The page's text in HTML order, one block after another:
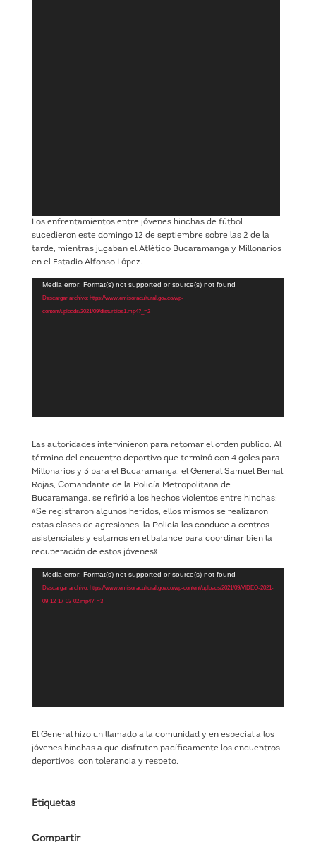
Los enfrentamientos entre jóvenes hinchas de fútbol
sucedieron este domingo 12 de septiembre sobre las 2 de la
tarde, mientras jugaban el Atlético Bucaramanga y Millonarios
en el Estadio Alfonso López.
Reproductor
vídeo
Media error: Format(s) not supported or source(s) not found
Descargar archivo: https://www.emisoracultural.gov.co/wp-
content/uploads/2021/09/disturbios1.mp4?_=2
Las autoridades intervinieron para retomar el orden público. Al
término del encuentro deportivo que terminó con 4 goles para
Millonarios y 3 para el Bucaramanga, el General Samuel Bernal
Rojas, Comandante de la Policía Metropolitana de
Bucaramanga, se refirió a los hechos violentos entre hinchas:
«Se registraron algunos heridos, ellos mismos se realizaron
estas clases de agresiones, la Policía los conduce a centros
asistenciales y estamos en el balance para coordinar bien la
recuperación de estos jóvenes».
Reproductor
vídeo
Media error: Format(s) not supported or source(s) not found
Descargar archivo: https://www.emisoracultural.gov.co/wp-content/uploads/2021/09/VIDEO-2021-
09-12-17-03-02.mp4?_=3
El General hizo un llamado a la comunidad y en especial a los
jóvenes hinchas a que disfruten pacíficamente los encuentros
deportivos, con tolerancia y respeto.
Etiquetas
Compartir